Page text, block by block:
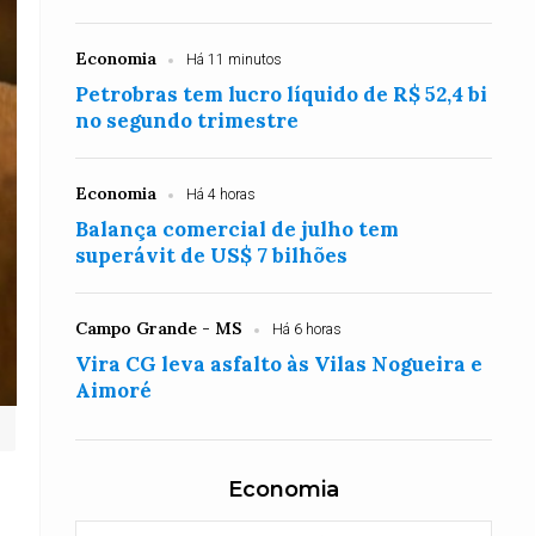
Economia Há 11 minutos
Petrobras tem lucro líquido de R$ 52,4 bi
no segundo trimestre
Economia Há 4 horas
Balança comercial de julho tem
superávit de US$ 7 bilhões
Campo Grande - MS Há 6 horas
Vira CG leva asfalto às Vilas Nogueira e
Aimoré
Economia